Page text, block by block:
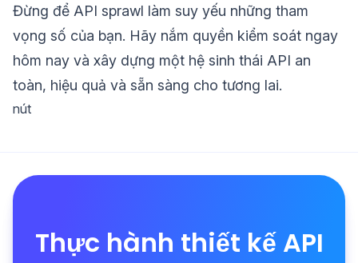
Đừng để API sprawl làm suy yếu những tham
vọng số của bạn. Hãy nắm quyền kiểm soát ngay
hôm nay và xây dựng một hệ sinh thái API an
toàn, hiệu quả và sẵn sàng cho tương lai.
nút
Thực hành thiết kế API